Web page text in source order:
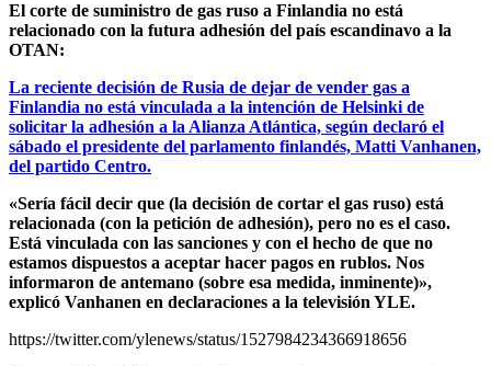
El corte de suministro de gas ruso a Finlandia no está
relacionado con la futura adhesión del país escandinavo a la
OTAN:
La reciente decisión de Rusia de dejar de vender gas a
Finlandia no está vinculada a la intención de Helsinki de
solicitar la adhesión a la Alianza Atlántica, según declaró el
sábado el presidente del parlamento finlandés, Matti Vanhanen,
del partido Centro.
«Sería fácil decir que (la decisión de cortar el gas ruso) está
relacionada (con la petición de adhesión), pero no es el caso.
Está vinculada con las sanciones y con el hecho de que no
estamos dispuestos a aceptar hacer pagos en rublos. Nos
informaron de antemano (sobre esa medida, inminente)»,
explicó Vanhanen en declaraciones a la televisión YLE.
https://twitter.com/ylenews/status/1527984234366918656